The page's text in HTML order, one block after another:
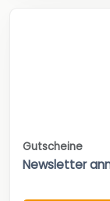
Gutscheine
Newsletter